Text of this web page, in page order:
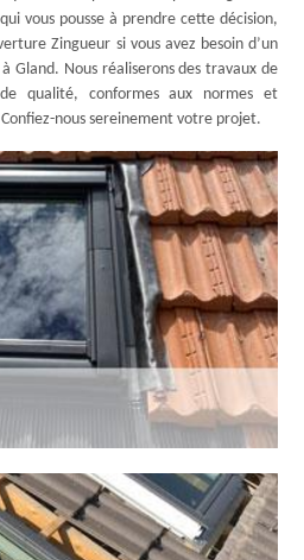
vous pousse à prendre cette décision,
Zingueur si vous avez besoin d’un
Gland. Nous réaliserons des travaux de
qualité, conformes aux normes et
nous sereinement votre projet.